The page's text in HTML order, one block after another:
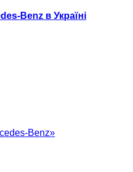
Benz в Україні
Benz»